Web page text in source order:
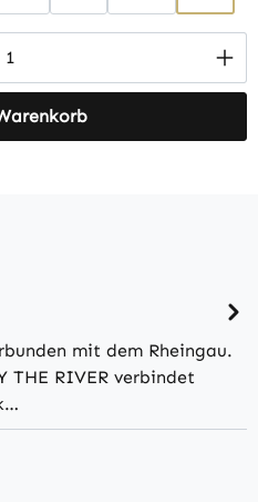
den gewünschten
mit dem Rheingau.
THE RIVER verbindet